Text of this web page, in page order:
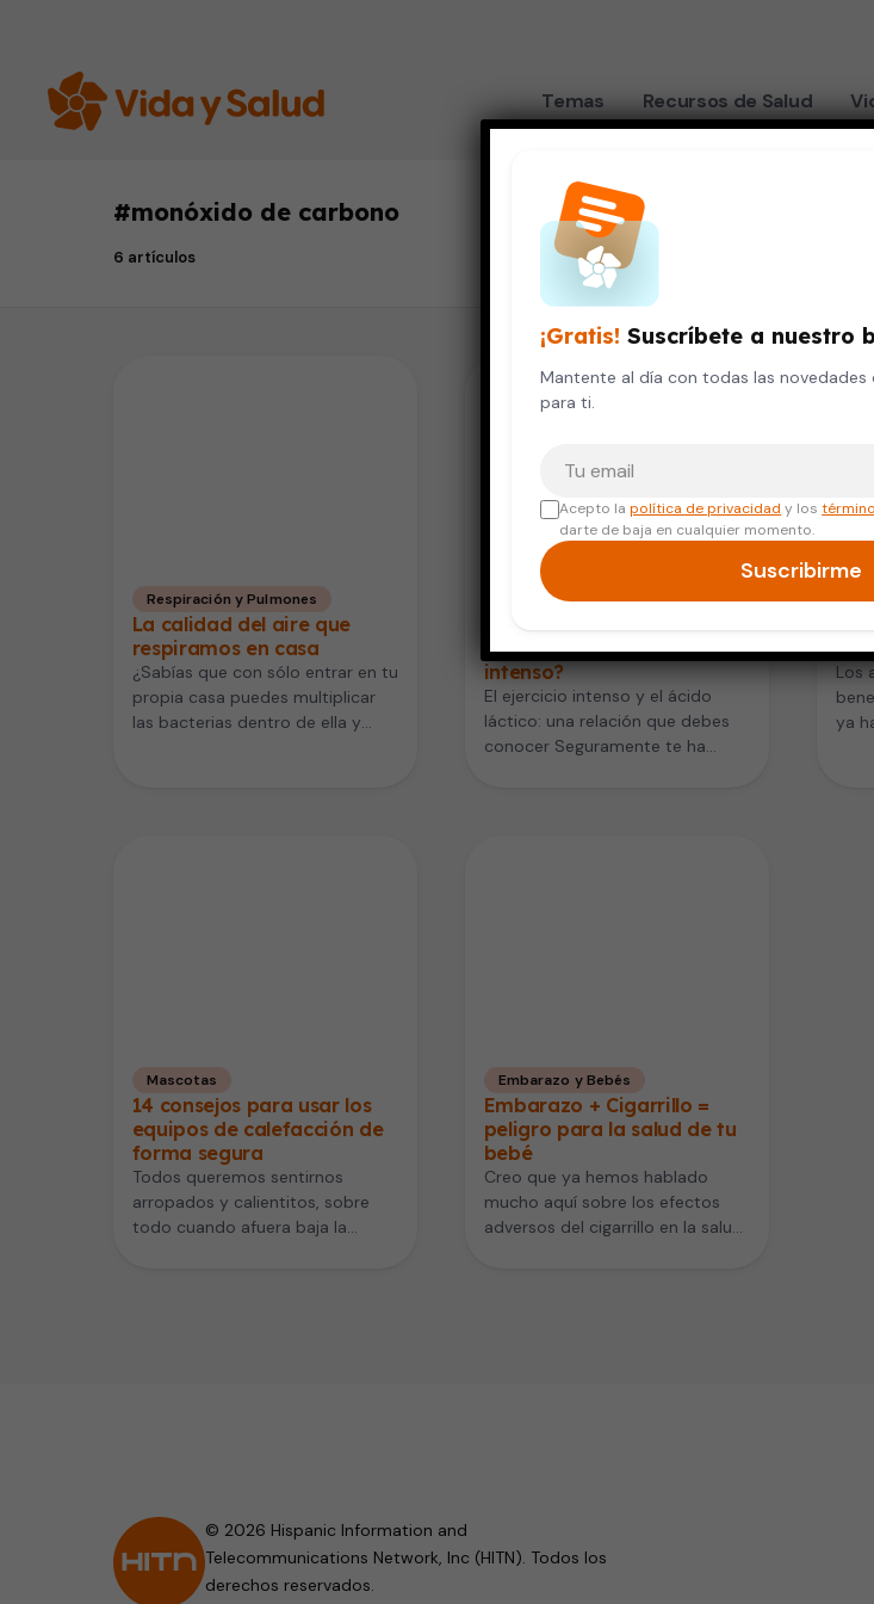
Temas Recursos de Salud
#monóxido de carbono
6 artículos
Respiración y Pulmones
La calidad del aire que
respiramos en casa
¿Sabías que con sólo entrar en tu
propia casa puedes multiplicar
las bacterias dentro de ella y
Vida Saludable
músculos al hacer ejercicio
intenso?
El ejercicio intenso y el ácido
láctico: una relación que debes
conocer Seguramente te ha
y
Los
ya
Mascotas
14 consejos para usar los
equipos de calefacción de
forma segura
Todos queremos sentirnos
arropados y calientitos, sobre
todo cuando afuera baja la
Embarazo y Bebés
Embarazo + Cigarrillo =
peligro para la salud de tu
bebé
Creo que ya hemos hablado
mucho aquí sobre los efectos
adversos del cigarrillo en la salud.
© 2026 Hispanic Information and
Telecommunications Network, Inc (HITN). Todos los
derechos reservados.
¡Gratis! Suscríbete a nuestro
Mantente al día con todas las novedades
para ti.
Acepto lapolítica de privacidad y los
darte de baja en cualquier momento.
Suscribirme